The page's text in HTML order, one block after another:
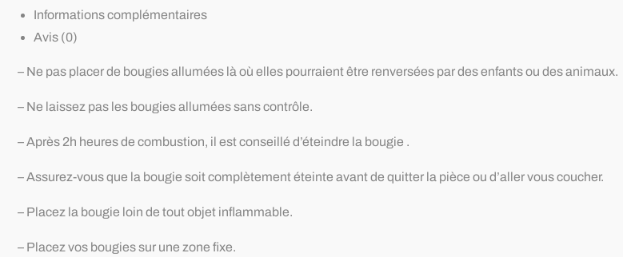
Informations complémentaires
Avis (0)
– Ne pas placer de bougies allumées là où elles pourraient être renversées par des enfants ou des animaux.
– Ne laissez pas les bougies allumées sans contrôle.
– Après 2h heures de combustion, il est conseillé d’éteindre la bougie .
– Assurez-vous que la bougie soit complètement éteinte avant de quitter la pièce ou d’aller vous coucher.
– Placez la bougie loin de tout objet inflammable.
– Placez vos bougies sur une zone fixe.